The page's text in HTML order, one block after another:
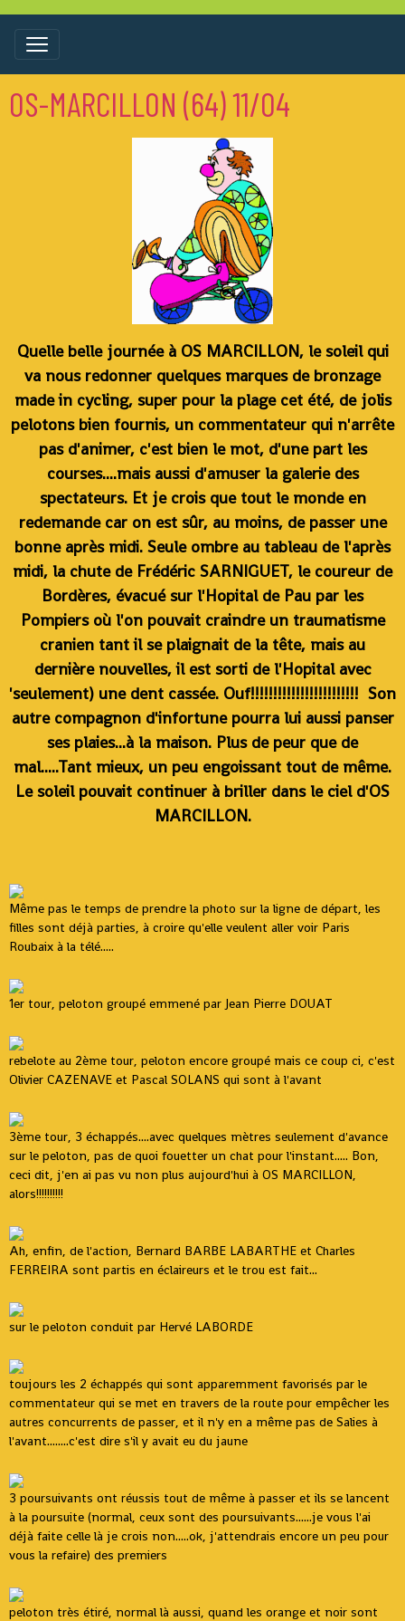
OS-MARCILLON (64) 11/04
Quelle belle journée à OS MARCILLON, le soleil qui
va nous redonner quelques marques de bronzage
made in cycling, super pour la plage cet été, de jolis
pelotons bien fournis, un commentateur qui n'arrête
pas d'animer, c'est bien le mot, d'une part les
courses....mais aussi d'amuser la galerie des
spectateurs. Et je crois que tout le monde en
redemande car on est sûr, au moins, de passer une
bonne après midi. Seule ombre au tableau de l'après
midi, la chute de Frédéric SARNIGUET, le coureur de
Bordères, évacué sur l'Hopital de Pau par les
Pompiers où l'on pouvait craindre un traumatisme
cranien tant il se plaignait de la tête, mais au
dernière nouvelles, il est sorti de l'Hopital avec
'seulement) une dent cassée. Ouf!!!!!!!!!!!!!!!!!!!!!!!! Son
autre compagnon d'infortune pourra lui aussi panser
ses plaies...à la maison. Plus de peur que de
mal.....Tant mieux, un peu engoissant tout de même.
Le soleil pouvait continuer à briller dans le ciel d'OS
MARCILLON.
Même pas le temps de prendre la photo sur la ligne de départ, les
filles sont déjà parties, à croire qu'elle veulent aller voir Paris
Roubaix à la télé.....
1er tour, peloton groupé emmené par Jean Pierre DOUAT
rebelote au 2ème tour, peloton encore groupé mais ce coup ci, c'est
Olivier CAZENAVE et Pascal SOLANS qui sont à l'avant
3ème tour, 3 échappés....avec quelques mètres seulement d'avance
sur le peloton, pas de quoi fouetter un chat pour l'instant..... Bon,
ceci dit, j'en ai pas vu non plus aujourd'hui à OS MARCILLON,
alors!!!!!!!!!!
Ah, enfin, de l'action, Bernard BARBE LABARTHE et Charles
FERREIRA sont partis en éclaireurs et le trou est fait...
sur le peloton conduit par Hervé LABORDE
toujours les 2 échappés qui sont apparemment favorisés par le
commentateur qui se met en travers de la route pour empêcher les
autres concurrents de passer, et il n'y en a même pas de Salies à
l'avant........c'est dire s'il y avait eu du jaune
3 poursuivants ont réussis tout de même à passer et ils se lancent
à la poursuite (normal, ceux sont des poursuivants......je vous l'ai
déjà faite celle là je crois non.....ok, j'attendrais encore un peu pour
vous la refaire) des premiers
peloton très étiré, normal là aussi, quand les orange et noir sont